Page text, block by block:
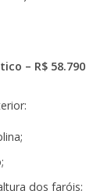
– R$ 58.790
dos faróis;